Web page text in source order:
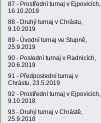
87 - Prostřední turnaj v Ejpovicích,
16.10.2019
88 - Druhý turnaj v Chrástu,
9.10.2019
89 - Úvodní turnaj ve Stupně,
25.9.2019
90 - Poslední turnaj v Radnicích,
20.6.2019
91 - Předposlední turnaj v
Chrástu, 23.5.2019
92 - Prostřední turnaj v Ejpovicích,
9.10.2018
93 - Druhý turnaj v Chrástě,
25.9.2018